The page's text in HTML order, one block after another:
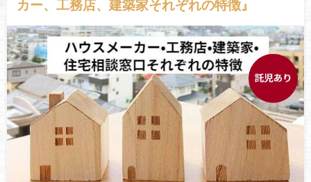
カー、工務店、建築家それぞれの特徴』